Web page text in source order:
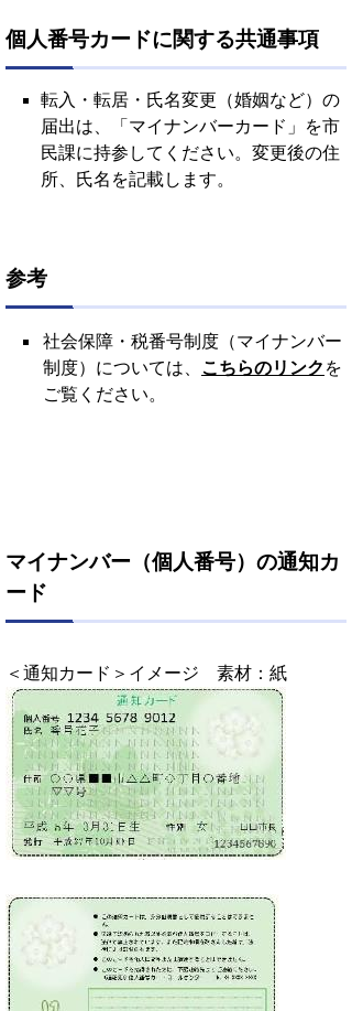
個人番号カードに関する共通事項
転入・転居・氏名変更（婚姻など）の
届出は、「マイナンバーカード」を市
民課に持参してください。変更後の住
所、氏名を記載します。
参考
社会保障・税番号制度（マイナンバー
制度）については、 こちらのリンク を
ご覧ください。
マイナンバー（個人番号）の通知カ
ード
＜通知カード＞イメージ 素材：紙